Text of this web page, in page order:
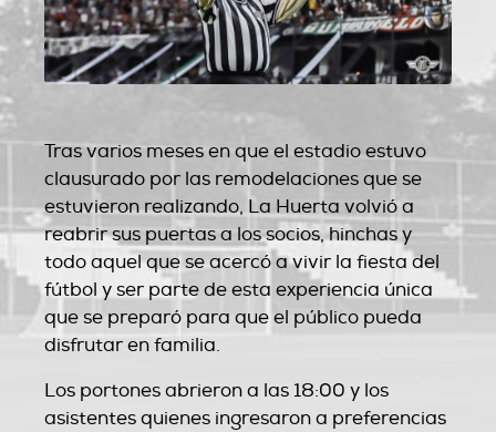
Tras varios meses en que el estadio estuvo
clausurado por las remodelaciones que se
estuvieron realizando, La Huerta volvió a
reabrir sus puertas a los socios, hinchas y
todo aquel que se acercó a vivir la fiesta del
fútbol y ser parte de esta experiencia única
que se preparó para que el público pueda
disfrutar en familia.
Los portones abrieron a las 18:00 y los
asistentes quienes ingresaron a preferencias